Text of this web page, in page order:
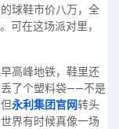
球鞋市价八万，全
可在这场派对里，
高峰地铁，鞋里还
了个塑料袋——不是
永利集团官网转头
界有时候真像一场